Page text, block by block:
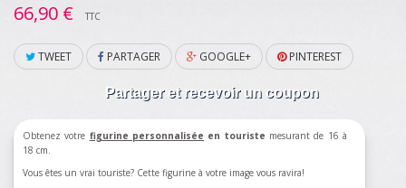
66,90 €
TTC
TWEET PARTAGER GOOGLE+ PINTEREST
Partager et recevoir un coupon
Obtenez votre figurine personnalisée en touriste mesurant de 16 à
18 cm.
Vous êtes un vrai touriste? Cette figurine à votre image vous ravira!